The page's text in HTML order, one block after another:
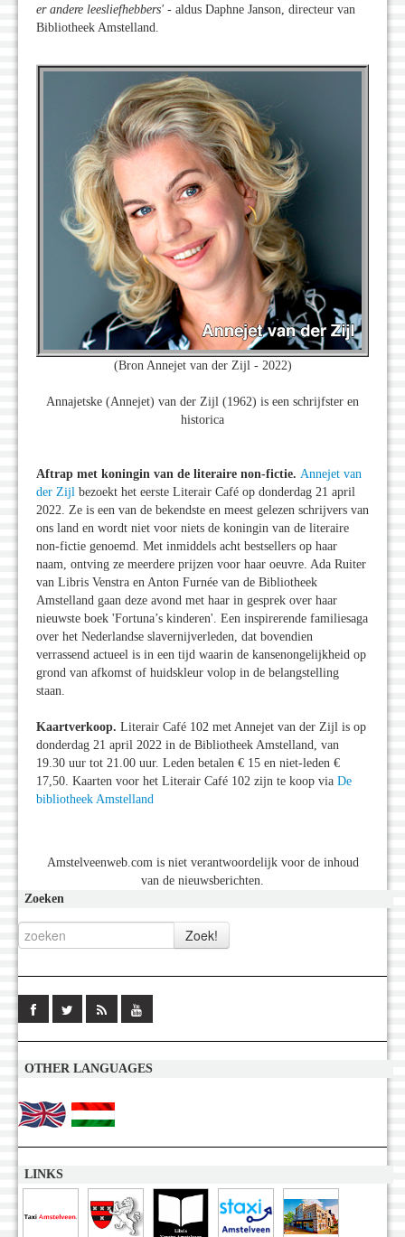
er andere leesliefhebbers' - aldus Daphne Janson, directeur van
Bibliotheek Amstelland.
(Bron Annejet van der Zijl - 2022)
Annajetske (Annejet) van der Zijl (1962) is een schrijfster en
historica
Aftrap met koningin van de literaire non-fictie. Annejet van
der Zijl bezoekt het eerste Literair Café op donderdag 21 april
2022. Ze is een van de bekendste en meest gelezen schrijvers van
ons land en wordt niet voor niets de koningin van de literaire
non-fictie genoemd. Met inmiddels acht bestsellers op haar
naam, ontving ze meerdere prijzen voor haar oeuvre. Ada Ruiter
van Libris Venstra en Anton Furnée van de Bibliotheek
Amstelland gaan deze avond met haar in gesprek over haar
nieuwste boek 'Fortuna’s kinderen'. Een inspirerende familiesaga
over het Nederlandse slavernijverleden, dat bovendien
verrassend actueel is in een tijd waarin de kansenongelijkheid op
grond van afkomst of huidskleur volop in de belangstelling
staan.
Kaartverkoop. Literair Café 102 met Annejet van der Zijl is op
donderdag 21 april 2022 in de Bibliotheek Amstelland, van
19.30 uur tot 21.00 uur. Leden betalen € 15 en niet-leden €
17,50. Kaarten voor het Literair Café 102 zijn te koop via De
bibliotheek Amstelland
Amstelveenweb.com is niet verantwoordelijk voor de inhoud
van de nieuwsberichten.
Zoeken
OTHER LANGUAGES
LINKS